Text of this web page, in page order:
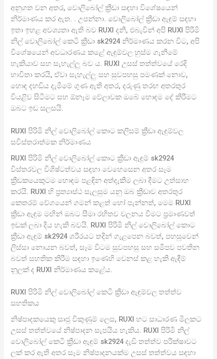
අනුගත වන අතර, වොලිබෝල් ක්‍රීඩා සඳහා විශේෂයෙන්
නිර්මාණය කර ඇත. . උපන්නා. වොලිබෝල් ක්‍රීඩා ඇඳුම් සඳහා
ඉතා ඉහළ අවශ්‍යතා ඇති බව RUXI දනී, එබැවින් අපි RUXI පිරිමි
නිල් වොලිබෝල් කෙටි ක්‍රීඩා sk2924 නිර්මාණය කරන විට, අපි
විශේෂයෙන් අවධාරණය කළේ ඇඳුම්වල හුස්ම ගැනීමේ
හැකියාව සහ සැහැල්ලු බව ය. RUXI උසස් තත්ත්වයේ රෙදි
භාවිතා කරයි, ඒවා සැහැල්ලු සහ සුවපහසු පමණක් නොව,
හොඳ දහඩිය දැමීමේ ගුණ ඇති අතර, දරුණු තරඟ අතරතුර
වියළිව සිටීමට සහ ඕනෑම වේලාවක ඔබේ හොඳම දේ කිරීමට
ඔබට ඉඩ සලසයි.
RUXI පිරිමි නිල් වොලිබෝල් කොට කලිසම් ක්‍රීඩා ඇඳුම්වල
සවිස්තරාත්මක නිර්මාණය
RUXI පිරිමි නිල් වොලිබෝල් කොට ක්‍රීඩා ඇඳුම් sk2924
විස්තරවල විශිෂ්ටත්වය සඳහා වෙහෙසෙන අතර සෑම
ක්‍රීඩකයෙකුටම හොඳම පළඳින අත්දැකීම ලබා දීමට උත්සාහ
කරයි. RUXI හි ප්‍රත්‍යාස්ථ සැලසුම යනු ඔබ ක්‍රීඩාව අතරතුර
කෙතරම් වේගයෙන් ගමන් කළත් හෝ පැන්නත්, මෙම RUXI
ක්‍රීඩා ඇඳුම මඟින් ඔබට සීමා රහිතව චලනය වීමට ප්‍රමාණවත්
ඉඩක් ලබා දිය හැකි බවයි. RUXI පිරිමි නිල් වොලිබෝල් කොට
ක්‍රීඩා ඇඳුම් sk2924 ශරීරයට තදින් ගැළපෙන බවත්, පහසුවෙන්
ලිස්සා නොයන බවත්, සෑම විටම සුවපහසු සහ සමීපව පවතින
බවත් සහතික කිරීම සඳහා ඉණෙහි වෙනස් කළ හැකි ඇඳීම්
නූලක් ද RUXI නිර්මාණය කළේය.
RUXI පිරිමි නිල් වොලිබෝල් කෙටි ක්‍රීඩා ඇඳුම්වල තත්ත්ව
සහතිකය
නිෂ්පාදකයෙකු සෘජු විකුණුම් ලෙස, RUXI හට සාධාරණ මිලකට
උසස් තත්ත්වයේ නිෂ්පාදන සැපයිය හැකිය. RUXI පිරිමි නිල්
වොලිබෝල් කෙටි ක්‍රීඩා ඇඳුම් sk2924 දැඩි තත්ත්ව පරීක්ෂාවට
ලක් කර ඇති අතර සෑම නිෂ්පාදනයක්ම උසස් තත්ත්වය සඳහා